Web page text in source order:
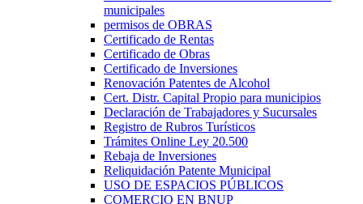
municipales
permisos de OBRAS
Certificado de Rentas
Certificado de Obras
Certificado de Inversiones
Renovación Patentes de Alcohol
Cert. Distr. Capital Propio para municipios
Declaración de Trabajadores y Sucursales
Registro de Rubros Turí­sticos
Trámites Online Ley 20.500
Rebaja de Inversiones
Reliquidación Patente Municipal
USO DE ESPACIOS PÚBLICOS
COMERCIO EN BNUP